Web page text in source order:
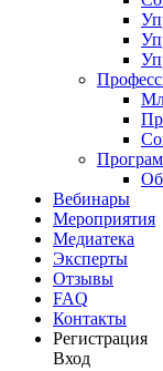
Вебинары
Мероприятия
Медиатека
Эксперты
Отзывы
FAQ
Контакты
Регистрация
Вход